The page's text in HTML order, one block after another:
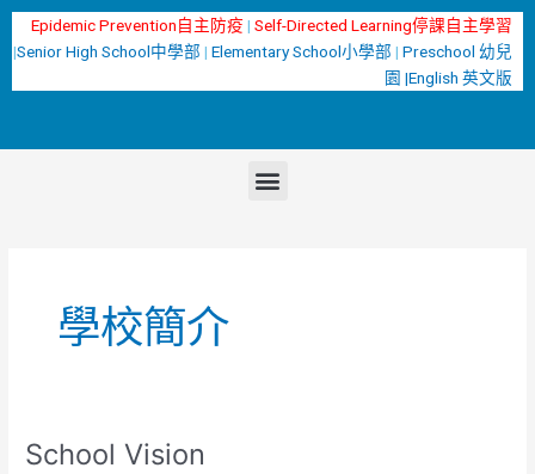
跳
主
要
Epidemic Prevention自主防疫 | Self-Directed Learning停課自主學習
|Senior High School中學部 | Elementary School小學部 | Preschool 幼兒
園 |English 英文版
選
單
學校簡介
School Vision
School